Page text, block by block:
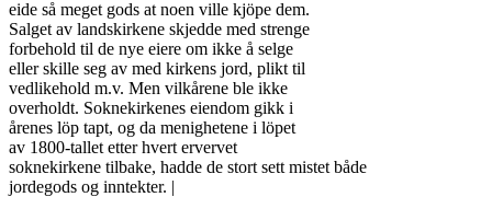
eide så meget gods at noen ville kjöpe dem.
Salget av landskirkene skjedde med strenge
forbehold til de nye eiere om ikke å selge
eller skille seg av med kirkens jord, plikt til
vedlikehold m.v. Men vilkårene ble ikke
overholdt. Soknekirkenes eiendom gikk i
årenes löp tapt, og da menighetene i löpet
av 1800-tallet etter hvert ervervet
soknekirkene tilbake, hadde de stort sett mistet både
jordegods og inntekter. |